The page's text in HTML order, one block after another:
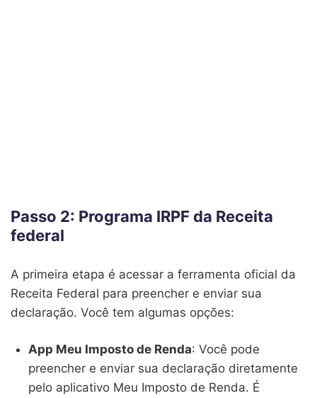
Passo 2: Programa IRPF da Receita
federal
A primeira etapa é acessar a ferramenta oficial da
Receita Federal para preencher e enviar sua
declaração. Você tem algumas opções:
App Meu Imposto de Renda: Você pode
preencher e enviar sua declaração diretamente
pelo aplicativo Meu Imposto de Renda. É